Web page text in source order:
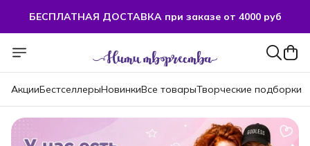
БЕСПЛАТНАЯ ДОСТАВКА при заказе от 4000 руб
БЕСПЛАТНАЯ ДОСТАВКА при заказе от 4000 руб
АкцииБестселлерыНовинкиВсе товарыТворческие подборки